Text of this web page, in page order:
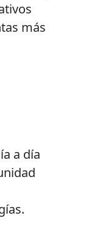
más
a día